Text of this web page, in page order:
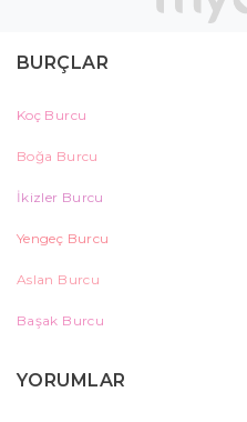
BURÇLAR
Koç Burcu
Boğa Burcu
İkizler Burcu
Yengeç Burcu
Aslan Burcu
Başak Burcu
YORUMLAR